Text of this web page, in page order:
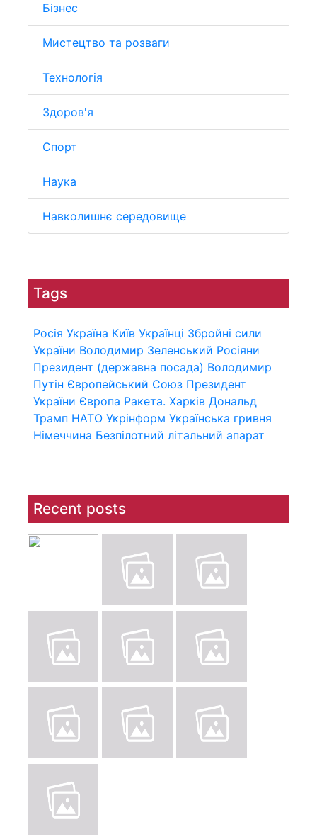
Бізнес
Мистецтво та розваги
Технологія
Здоров'я
Спорт
Наука
Навколишнє середовище
Tags
Росія Україна Київ Українці Збройні сили
України Володимир Зеленський Росіяни
Президент (державна посада) Володимир
Путін Європейський Союз Президент
України Європа Ракета. Харків Дональд
Трамп НАТО Укрінформ Українська гривня
Німеччина Безпілотний літальний апарат
Recent posts